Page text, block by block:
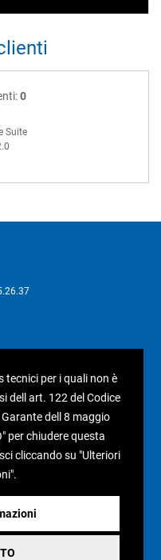
0
Suite
tecnici per i quali non è
dell art. 122 del Codice
dell 8 maggio
per chiudere questa
cliccando su "Ulteriori